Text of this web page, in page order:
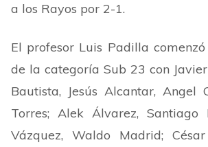
a los Rayos por 2-1.
El profesor Luis Padilla
de la categoría Sub 23 con
Bautista, Jesús Alcantar, Angel
Torres; Alek Álvarez, Santiago
Vázquez, Waldo Madrid;